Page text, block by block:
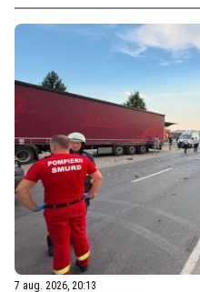
7 aug. 2026, 20:13